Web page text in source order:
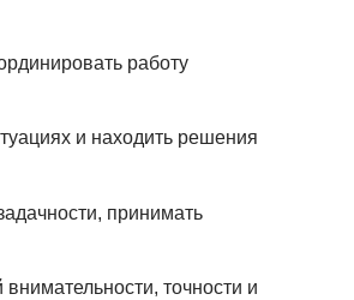
работу
и находить решения
принимать
точности и